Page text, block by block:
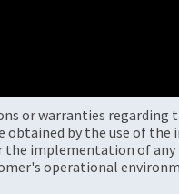
or warranties
obtained by the use of
implementation of
operational